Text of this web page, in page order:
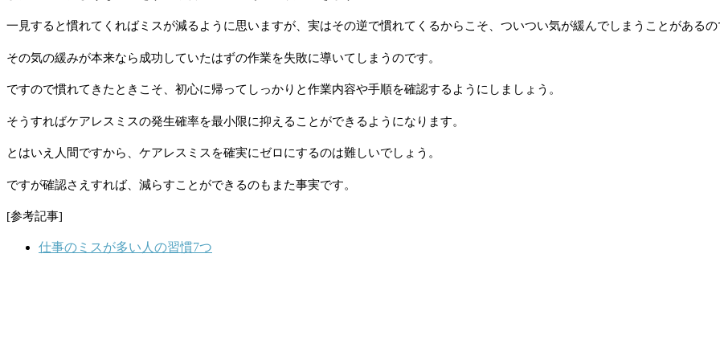
一見すると慣れてくればミスが減るように思いますが、実はその逆で慣れてくるからこそ、ついつい気が緩んでしまうことがある
その気の緩みが本来なら成功していたはずの作業を失敗に導いてしまうのです。
ですので慣れてきたときこそ、初心に帰ってしっかりと作業内容や手順を確認するようにしましょう。
そうすればケアレスミスの発生確率を最小限に抑えることができるようになります。
とはいえ人間ですから、ケアレスミスを確実にゼロにするのは難しいでしょう。
ですが確認さえすれば、減らすことができるのもまた事実です。
[参考記事]
仕事のミスが多い人の習慣7つ